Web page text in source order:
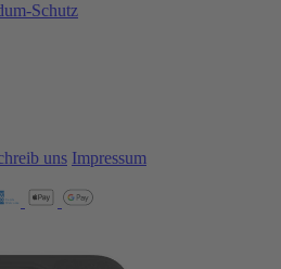
Schutz
uns Impressum